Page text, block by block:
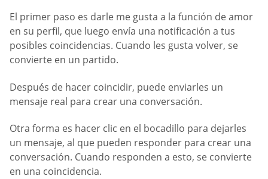
El primer paso es darle me gusta a la función de amor
en su perfil, que luego envía una notificación a tus
posibles coincidencias. Cuando les gusta volver, se
convierte en un partido.
Después de hacer coincidir, puede enviarles un
mensaje real para crear una conversación.
Otra forma es hacer clic en el bocadillo para dejarles
un mensaje, al que pueden responder para crear una
conversación. Cuando responden a esto, se convierte
en una coincidencia.